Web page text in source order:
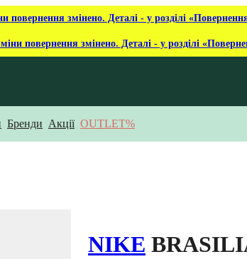
повернення змінено. Деталі - у розділі
повернення змінено. Деталі - у розділі
Бренди Акції OUTLET%
NIKE